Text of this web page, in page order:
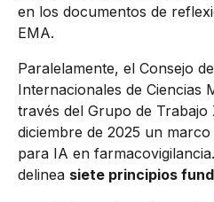
en los documentos de
EMA.
Paralelamente, el Consejo
Internacionales de Ciencias
través del Grupo de Trabajo
diciembre de 2025 un
para IA en
delinea siete principios